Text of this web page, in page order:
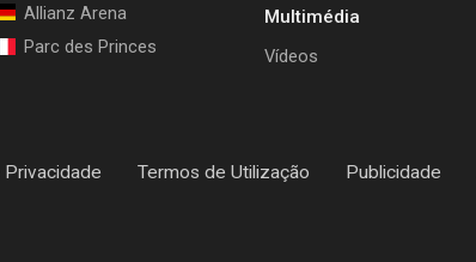
Allianz Arena
Parc des Princes
Multimédia
Vídeos
Termos de Utilização Publicidade